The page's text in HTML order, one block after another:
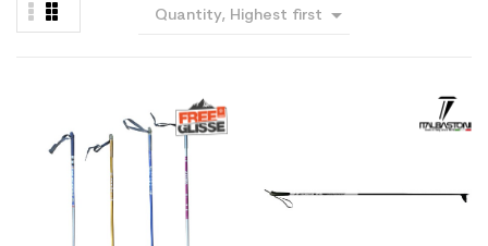
Quantity, Highest first 